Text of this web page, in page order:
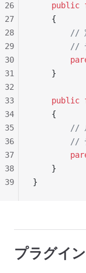
    public
    {
//
//
    }
    public
    {
//
//
    }
}
26
27
28
29
30
31
32
33
34
35
36
37
38
39
プラグイ